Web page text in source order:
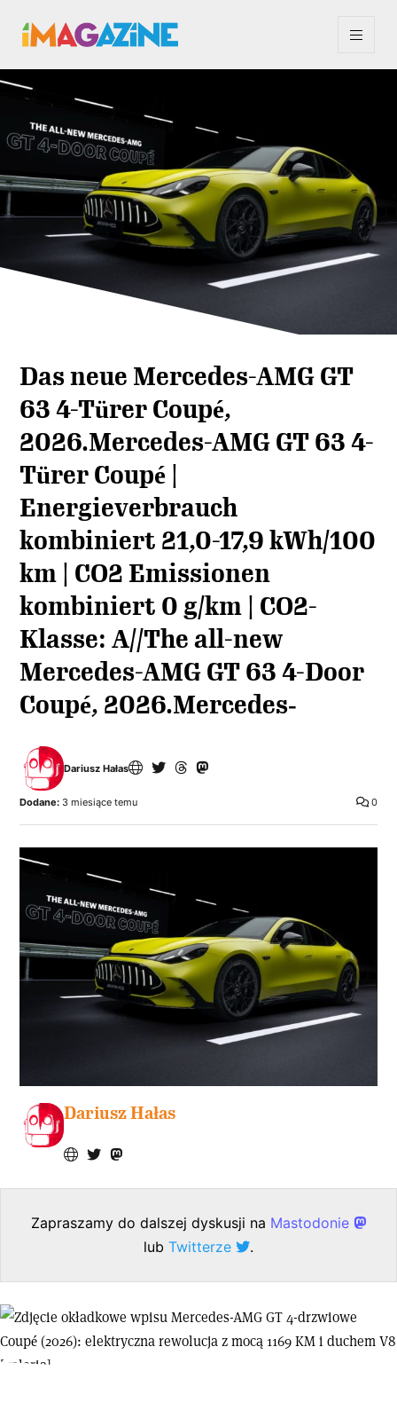
Das neue Mercedes-AMG GT
63 4-Türer Coupé,
2026.Mercedes-AMG GT 63 4-
Türer Coupé |
Energieverbrauch
kombiniert 21,0-17,9 kWh/100
km | CO2 Emissionen
kombiniert 0 g/km | CO2-
Klasse: A//The all-new
Mercedes-AMG GT 63 4-Door
Coupé, 2026.Mercedes‑
Dariusz Hałas
0
Dodane: 3 miesiące temu
Dariusz Hałas
Zapraszamy do dalszej dyskusji na Mastodonie
lub Twitterze .